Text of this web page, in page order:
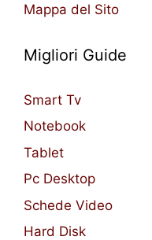
Mappa del Sito
Migliori Guide
Smart Tv
Notebook
Tablet
Pc Desktop
Schede Video
Hard Disk